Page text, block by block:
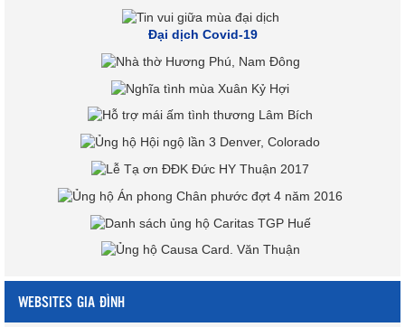
Đại dịch Covid-19
WEBSITES GIA ĐÌNH